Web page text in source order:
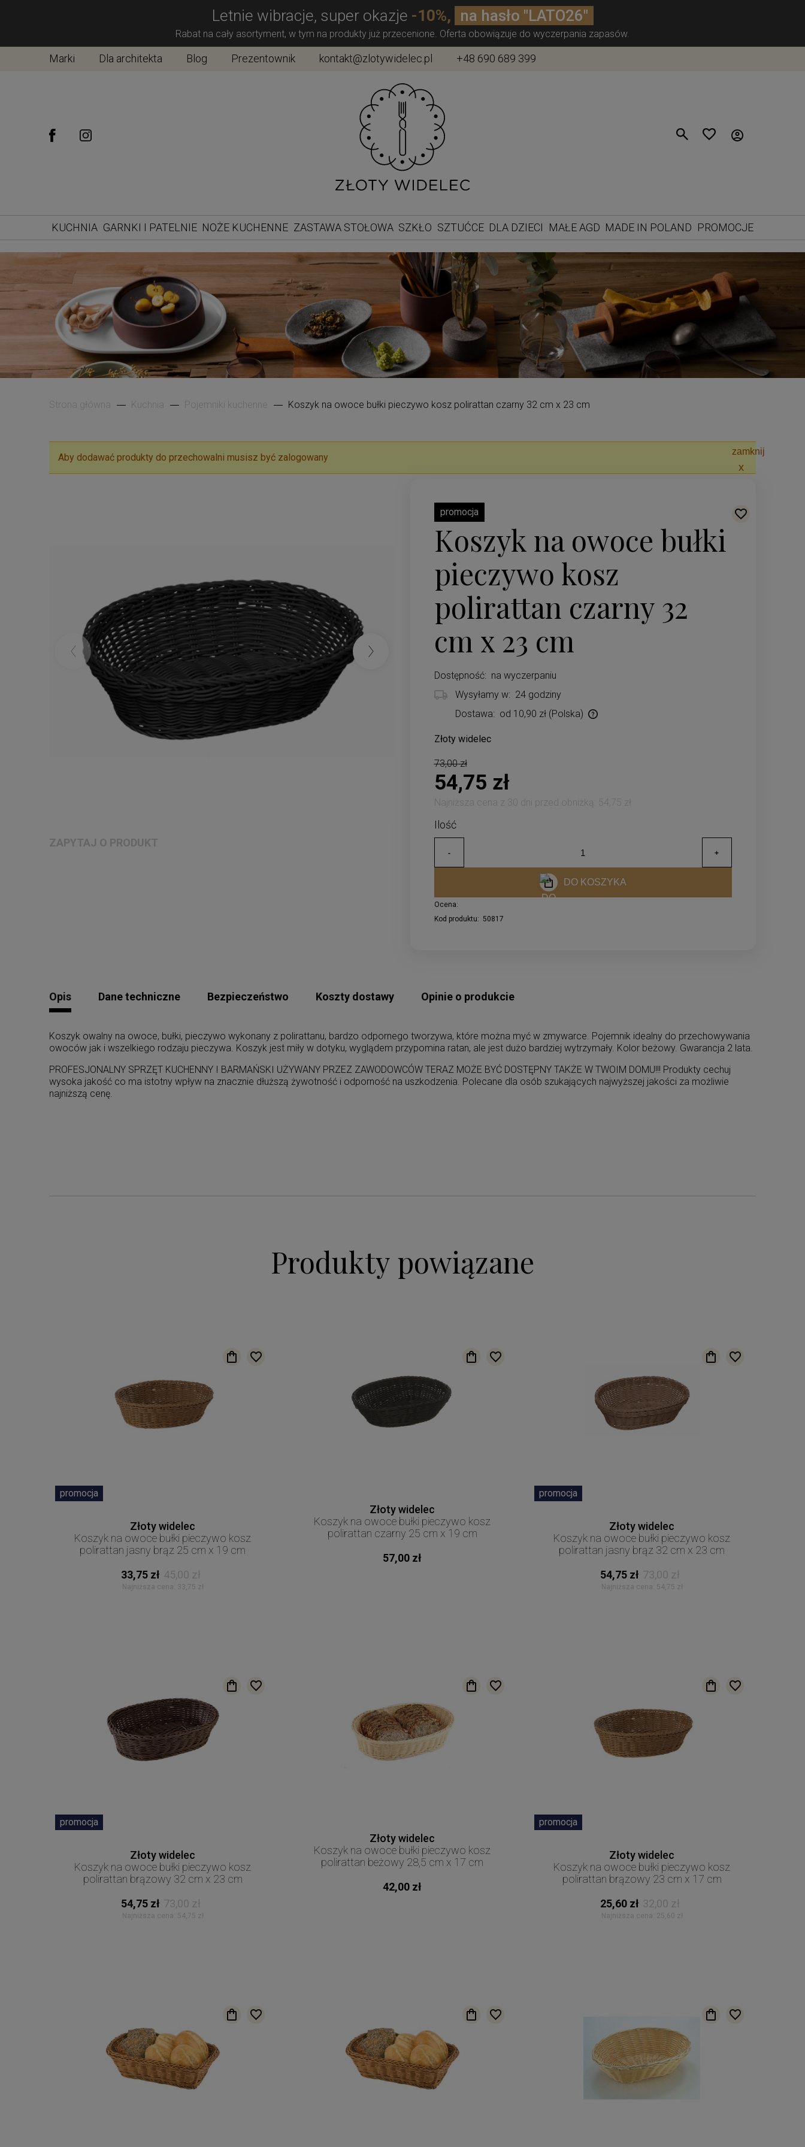
Letnie wibracje, super okazje -10%, na hasło "LATO26"
Rabat na cały asortyment, w tym na produkty już przecenione. Oferta obowiązuje do wyczerpania zapasów.
Marki Dla architekta Blog Prezentownik kontakt@zlotywidelec.pl +48 690 689 399
KUCHNIA GARNKI I PATELNIE NOŻE KUCHENNE ZASTAWA STOŁOWA SZKŁO SZTUĆCE DLA DZIECI MAŁE AGD MADE IN POLAND PROMOCJE
Strona główna Kuchnia Pojemniki kuchenne Koszyk na owoce bułki pieczywo kosz polirattan czarny 32 cm x 23 cm
zamknij
Aby dodawać produkty do przechowalni musisz być zalogowany
ZAPYTAJ O PRODUKT
promocja
Koszyk na owoce bułki
pieczywo kosz
polirattan czarny 32
cm x 23 cm
Dostępność: na wyczerpaniu
Wysyłamy w: 24 godziny
Dostawa: od 10,90 zł (Polska)
Cena nie zawiera ewentualnych kosztów płatności
Złoty widelec
73,00 zł
54,75 zł
Najniższa cena z 30 dni przed obniżką: 54,75 zł
DO KOSZYKA
Ocena:
Kod produktu: 50817
Opis Dane techniczne Bezpieczeństwo Koszty dostawy Opinie o produkcie
Koszyk owalny na owoce, bułki, pieczywo wykonany z polirattanu, bardzo odpornego tworzywa, które można myć w zmywarce. Pojemnik idealny do przechowywania
owoców jak i wszelkiego rodzaju pieczywa. Koszyk jest miły w dotyku, wyglądem przypomina ratan, ale jest dużo bardziej wytrzymały. Kolor beżowy. Gwarancja 2 lata.
PROFESJONALNY SPRZĘT KUCHENNY I BARMAŃSKI UŻYWANY PRZEZ ZAWODOWCÓW TERAZ MOŻE BYĆ DOSTĘPNY TAKŻE W TWOIM DOMU!!! Produkty cechuj
wysoka jakość co ma istotny wpływ na znacznie dłuższą żywotność i odporność na uszkodzenia. Polecane dla osób szukających najwyższej jakości za możliwie
najniższą cenę.
Produkty powiązane
promocja
Złoty widelec
Koszyk na owoce bułki pieczywo kosz
polirattan jasny brąz 25 cm x 19 cm
33,75 zł 45,00 zł
Najniższa cena: 33,75 zł
Złoty widelec
Koszyk na owoce bułki pieczywo kosz
polirattan czarny 25 cm x 19 cm
57,00 zł
promocja
Złoty widelec
Koszyk na owoce bułki pieczywo kosz
polirattan jasny brąz 32 cm x 23 cm
54,75 zł 73,00 zł
Najniższa cena: 54,75 zł
promocja
Złoty widelec
Koszyk na owoce bułki pieczywo kosz
polirattan brązowy 32 cm x 23 cm
54,75 zł 73,00 zł
Najniższa cena: 54,75 zł
Złoty widelec
Koszyk na owoce bułki pieczywo kosz
polirattan beżowy 28,5 cm x 17 cm
42,00 zł
promocja
Złoty widelec
Koszyk na owoce bułki pieczywo kosz
polirattan brązowy 23 cm x 17 cm
25,60 zł 32,00 zł
Najniższa cena: 25,60 zł